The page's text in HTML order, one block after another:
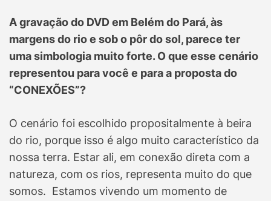
A gravação do DVD em Belém do Pará, às
margens do rio e sob o pôr do sol, parece ter
uma simbologia muito forte. O que esse cenário
representou para você e para a proposta do
“CONEXÕES”?
O cenário foi escolhido propositalmente à beira
do rio, porque isso é algo muito característico da
nossa terra. Estar ali, em conexão direta com a
natureza, com os rios, representa muito do que
somos. Estamos vivendo um momento de